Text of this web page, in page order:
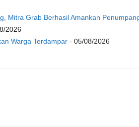
Mitra Grab Berhasil Amankan
2026
Warga Terdampar - 05/08/2026